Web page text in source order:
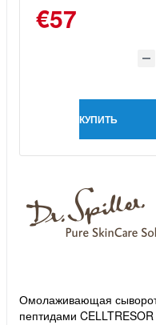
€57
КУПИТЬ
Омолаживающая
пептидами CELLTRESOR